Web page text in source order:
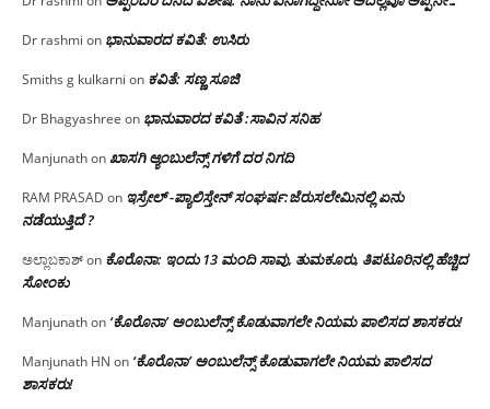
Dr rashmi on ಭಾನುವಾರದ ಕವಿತೆ: ಉಸಿರು
Smiths g kulkarni on ಕವಿತೆ: ಸಣ್ಣ ಸೂಜಿ
Dr Bhagyashree on ಭಾನುವಾರದ ಕವಿತೆ :ಸಾವಿನ ಸನಿಹ
Manjunathonಖಾಸಗಿ ಆ್ಯಂಬುಲೆನ್ಸ್ ಗಳಿಗೆ ದರ ನಿಗದಿ
RAM PRASAD on ಇಸ್ರೇಲ್ -ಪ್ಯಾಲಿಸ್ತೇನ್ ಸಂಘರ್ಷ:ಜೆರುಸಲೇಮಿನಲ್ಲಿ ಏನು
ನಡೆಯುತ್ತಿದೆ ?
ಅಲ್ಲಾಬಕಾಶ್on ಕೊರೊನಾ: ಇಂದು 13 ಮಂದಿ ಸಾವು, ತುಮಕೂರು, ತಿಪಟೂರಿನಲ್ಲಿ ಹೆಚ್ಚಿದ
ಸೋಂಕು
Manjunathon ‘ಕೊರೊನಾ’ ಅಂಬುಲೆನ್ಸ್ ಕೊಡುವಾಗಲೇ ನಿಯಮ ಪಾಲಿಸದ ಶಾಸಕರು!
Manjunath HN on ‘ಕೊರೊನಾ’ ಅಂಬುಲೆನ್ಸ್ ಕೊಡುವಾಗಲೇ ನಿಯಮ ಪಾಲಿಸದ
ಶಾಸಕರು!